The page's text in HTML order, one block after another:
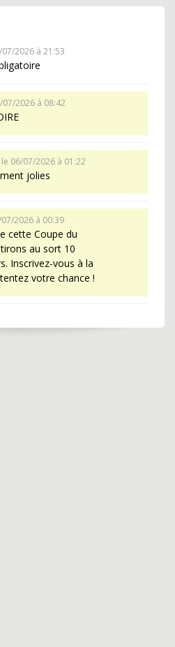
2026 à 21:53
07/2026 à 08:42
le 06/07/2026 à 01:22
jolies
2026 à 00:39
cette Coupe du
au sort 10
Inscrivez-vous à la
votre chance !